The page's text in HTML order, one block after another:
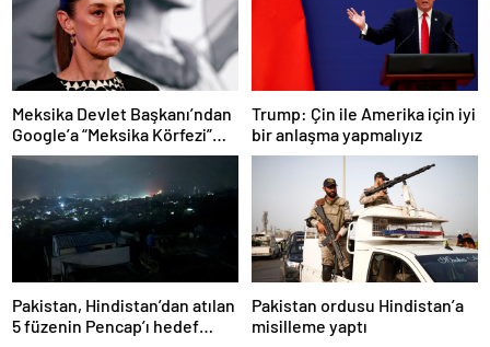
Meksika Devlet Başkanı’ndan
Google’a “Meksika Körfezi”
davası
Trump: Çin ile Amerika için iyi
bir anlaşma yapmalıyız
Pakistan, Hindistan’dan atılan
5 füzenin Pencap’ı hedef
Pakistan ordusu Hindistan’a
misilleme yaptı